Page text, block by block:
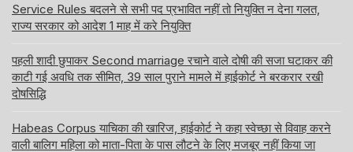
Service Rules बदलने से सभी पद प्रभावित नहीं तो नियुक्ति न देना गलत,
राज्य सरकार को आदेश 1 माह में करे नियुक्ति
पहली शादी छुपाकर Second marriage रचाने वाले दोषी की सजा घटाकर की
काटी गई अवधि तक सीमित, 39 साल पुराने मामले में हाईकोर्ट ने बरकरार रखी
दोषसिद्धि
Habeas Corpus याचिका की खारिज, हाईकोर्ट ने कहा स्वेच्छा से विवाह करने
वाली बालिग महिला को माता-पिता के पास लौटने के लिए मजबूर नहीं किया जा